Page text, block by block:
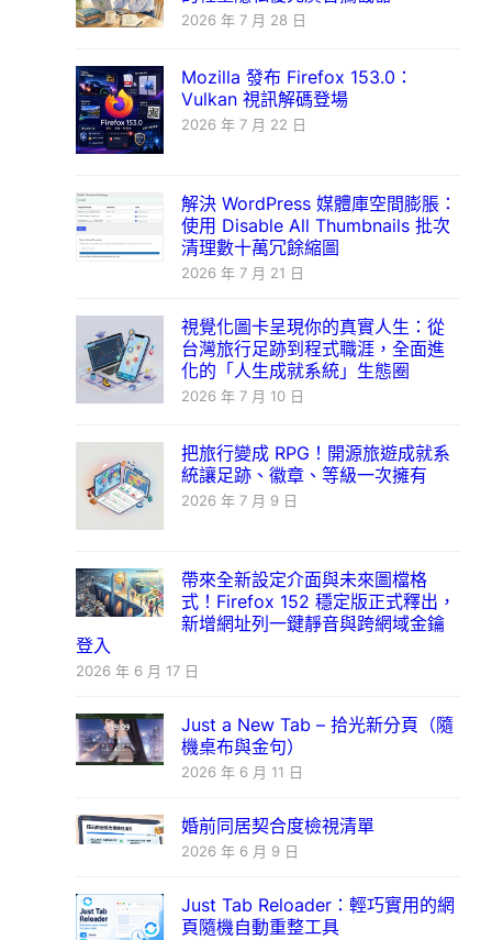
2026 年 7 月 28 日
Mozilla 發布 Firefox 153.0：
Vulkan 視訊解碼登場
2026 年 7 月 22 日
解決 WordPress 媒體庫空間膨脹：
使用 Disable All Thumbnails 批次
清理數十萬冗餘縮圖
2026 年 7 月 21 日
視覺化圖卡呈現你的真實人生：從
台灣旅行足跡到程式職涯，全面進
化的「人生成就系統」生態圈
2026 年 7 月 10 日
把旅行變成 RPG！開源旅遊成就系
統讓足跡、徽章、等級一次擁有
2026 年 7 月 9 日
帶來全新設定介面與未來圖檔格
式！Firefox 152 穩定版正式釋出，
新增網址列一鍵靜音與跨網域金鑰
登入
2026 年 6 月 17 日
Just a New Tab – 拾光新分頁（隨
機桌布與金句）
2026 年 6 月 11 日
婚前同居契合度檢視清單
2026 年 6 月 9 日
Just Tab Reloader：輕巧實用的網
頁隨機自動重整工具